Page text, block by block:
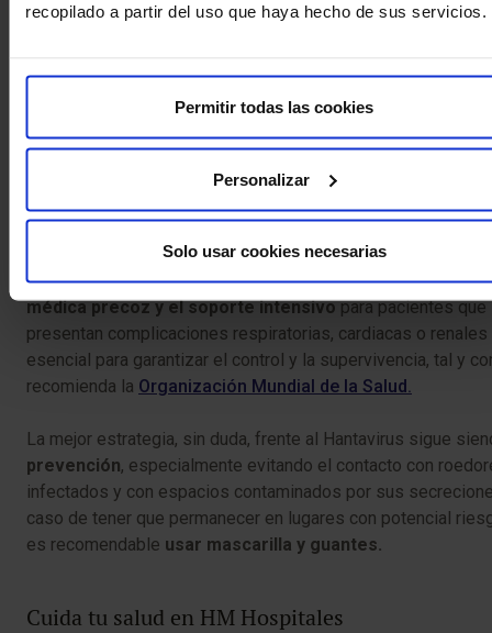
recopilado a partir del uso que haya hecho de sus servicios.
Permitir todas las cookies
Personalizar
Solo usar cookies necesarias
¿Qué hacer ante un caso de Hantavirus?
Aunque actualmente no existe un tratamiento específico para
curar las enfermedades causadas por Hantavirus, la
médica precoz y el soporte intensivopara pacientes que
presentan complicaciones respiratorias, cardiacas o
esencial para garantizar el control y la supervivencia, tal y
recomienda la Organización Mundial de la Salud.
La mejor estrategia, sin duda, frente al Hantavirus sigue
prevención, especialmente evitando el contacto con
infectados y con espacios contaminados por sus
caso de tener que permanecer en lugares con potencial
es recomendable usar mascarilla y guantes.
Cuida tu salud en HM Hospitales